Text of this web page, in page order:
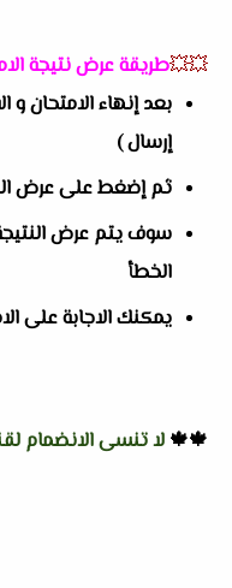
💥💥طريقة عرض نتيجة
بعد إنهاء الامتحان
إرسال )
ثم إضغط على عرض
سوف يتم عرض
الخطأ
يمكنك الاجابة على
🍁🍁 لا تنسى الانضمام